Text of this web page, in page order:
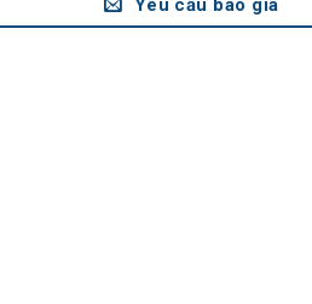
Yêu cầu báo giá